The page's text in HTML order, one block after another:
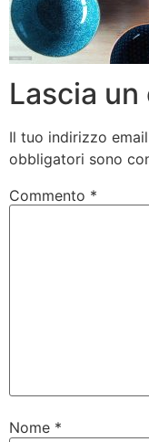
Lascia
Il tuo indirizzo
obbligatori sono
Commento *
Nome *